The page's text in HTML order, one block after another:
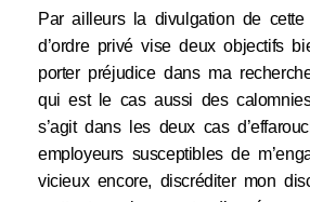
Par ailleurs la divulgation de cette
d’ordre privé vise deux objectifs
porter préjudice dans ma
qui est le cas aussi des
s’agit dans les deux cas
employeurs susceptibles de
vicieux encore, discréditer mon